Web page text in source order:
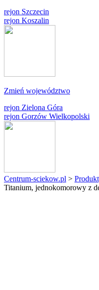
rejon Szczecin
rejon Koszalin
Zmień województwo
rejon Zielona Góra
rejon Gorzów Wielkopolski
Centrum-sciekow.pl >
Titanium, jednokomorowy z